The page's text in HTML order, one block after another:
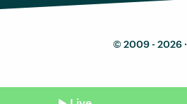
© 2009 - 2026 ·